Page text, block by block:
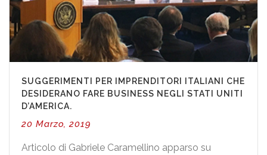
SUGGERIMENTI PER IMPRENDITORI ITALIANI CHE
DESIDERANO FARE BUSINESS NEGLI STATI UNITI
D’AMERICA.
20 Marzo, 2019
Articolo di Gabriele Caramellino apparso su